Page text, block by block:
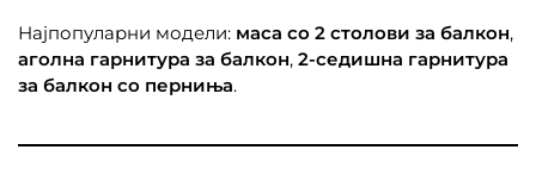
Најпопуларни модели: маса со 2 столови за балкон,
аголна гарнитура за балкон, 2-седишна гарнитура
за балкон со перниња.